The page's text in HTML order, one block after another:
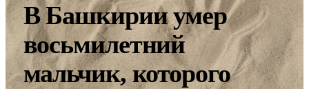
В Башкирии умер
восьмилетний
мальчик, которого